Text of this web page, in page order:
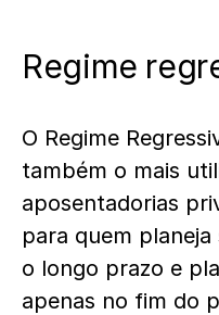
Regime
O Regime
também o mais
aposentadorias
para quem
o longo prazo e
apenas no fim do